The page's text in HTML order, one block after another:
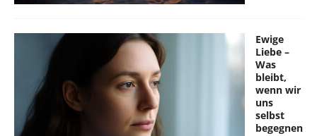
Ewige
Liebe –
Was
bleibt,
wenn wir
uns
selbst
begegnen